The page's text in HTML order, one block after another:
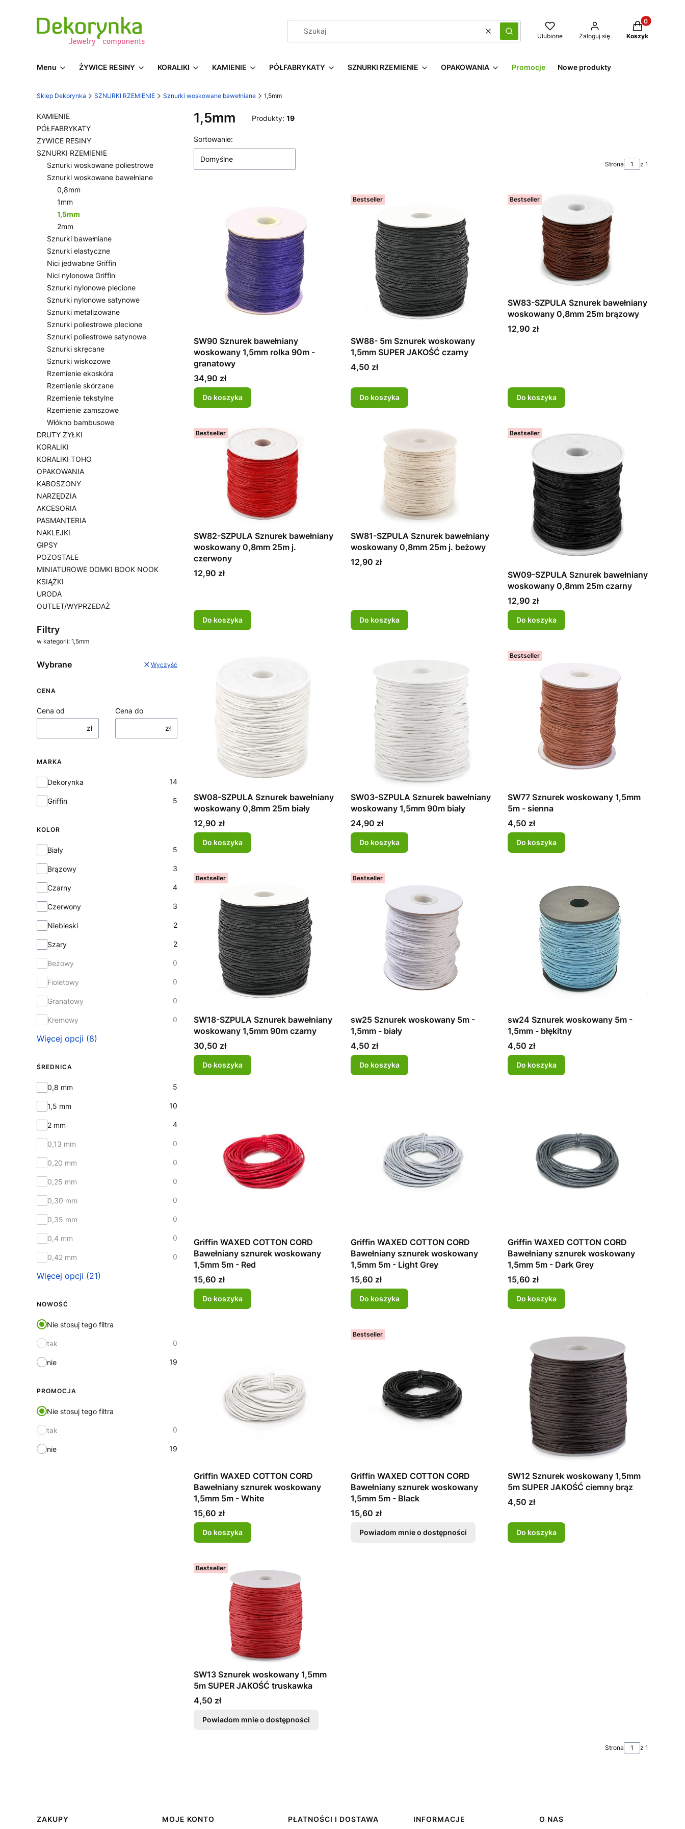
WyczyśćSzukaj Ulubione Zaloguj się
Produkty w
Koszyk
Menu ŻYWICE RESINY KORALIKI KAMIENIE PÓŁFABRYKATY SZNURKI RZEMIENIE OPAKOWANIA Promocje Nowe produkty
Sklep Dekorynka SZNURKI RZEMIENIE Sznurki woskowane bawełniane 1,5mm
KAMIENIE
PÓŁFABRYKATY
ŻYWICE RESINY
SZNURKI RZEMIENIE
Sznurki woskowane poliestrowe
Sznurki woskowane bawełniane
0,8mm
1mm
1,5mm
2mm
Sznurki bawełniane
Sznurki elastyczne
Nici jedwabne Griffin
Nici nylonowe Griffin
Sznurki nylonowe plecione
Sznurki nylonowe satynowe
Sznurki metalizowane
Sznurki poliestrowe plecione
Sznurki poliestrowe satynowe
Sznurki skręcane
Sznurki wiskozowe
Rzemienie ekoskóra
Rzemienie skórzane
Rzemienie tekstylne
Rzemienie zamszowe
Włókno bambusowe
DRUTY ŻYŁKI
KORALIKI
KORALIKI TOHO
OPAKOWANIA
KABOSZONY
NARZĘDZIA
AKCESORIA
PASMANTERIA
NAKLEJKI
GIPSY
POZOSTAŁE
MINIATUROWE DOMKI BOOK NOOK
KSIĄŻKI
URODA
OUTLET/WYPRZEDAŻ
Filtry
w kategorii: 1,5mm
Wybrane Wyczyść
CENA
Cena od
zł
Cena do
zł
MARKA
Marka
Dekorynka 14
Griffin 5
KOLOR
KolorBiały 5
Brązowy 3
Czarny 4
Czerwony 3
Niebieski 2
Szary 2
Beżowy 0
Fioletowy 0
Granatowy 0
Kremowy 0
Więcej opcji (8)
ŚREDNICA
Średnica
0,8 mm 5
1,5 mm 10
2 mm 4
0,13 mm 0
0,20 mm 0
0,25 mm 0
0,30 mm 0
0,35 mm 0
0,4 mm 0
0,42 mm 0
Więcej opcji (21)
NOWOŚĆ
Nie stosuj tego filtra
tak 0
nie 19
PROMOCJA
Nie stosuj tego filtra
tak 0
nie 19
1,5mm Produkty: 19
Lista produktów
Sortowanie:
Domyślne
Strona z 1
SW90 Sznurek bawełniany
woskowany 1,5mm rolka 90m -
granatowy
Cena
34,90 zł
Do koszyka
Bestseller
SW88- 5m Sznurek woskowany
1,5mm SUPER JAKOŚĆ czarny
Cena
4,50 zł
Do koszyka
Bestseller
SW83-SZPULA Sznurek bawełniany
woskowany 0,8mm 25m brązowy
Cena
12,90 zł
Do koszyka
Bestseller
SW82-SZPULA Sznurek bawełniany
woskowany 0,8mm 25m j.
czerwony
Cena
12,90 zł
Do koszyka
SW81-SZPULA Sznurek bawełniany
woskowany 0,8mm 25m j. beżowy
Cena
12,90 zł
Do koszyka
Bestseller
SW09-SZPULA Sznurek bawełniany
woskowany 0,8mm 25m czarny
Cena
12,90 zł
Do koszyka
SW08-SZPULA Sznurek bawełniany
woskowany 0,8mm 25m biały
Cena
12,90 zł
Do koszyka
SW03-SZPULA Sznurek bawełniany
woskowany 1,5mm 90m biały
Cena
24,90 zł
Do koszyka
Bestseller
SW77 Sznurek woskowany 1,5mm
5m - sienna
Cena
4,50 zł
Do koszyka
Bestseller
SW18-SZPULA Sznurek bawełniany
woskowany 1,5mm 90m czarny
Cena
30,50 zł
Do koszyka
Bestseller
sw25 Sznurek woskowany 5m -
1,5mm - biały
Cena
4,50 zł
Do koszyka
sw24 Sznurek woskowany 5m -
1,5mm - błękitny
Cena
4,50 zł
Do koszyka
Griffin WAXED COTTON CORD
Bawełniany sznurek woskowany
1,5mm 5m - Red
Cena
15,60 zł
Do koszyka
Griffin WAXED COTTON CORD
Bawełniany sznurek woskowany
1,5mm 5m - Light Grey
Cena
15,60 zł
Do koszyka
Griffin WAXED COTTON CORD
Bawełniany sznurek woskowany
1,5mm 5m - Dark Grey
Cena
15,60 zł
Do koszyka
Griffin WAXED COTTON CORD
Bawełniany sznurek woskowany
1,5mm 5m - White
Cena
15,60 zł
Do koszyka
Bestseller
Griffin WAXED COTTON CORD
Bawełniany sznurek woskowany
1,5mm 5m - Black
Cena
15,60 zł
Powiadom mnie o dostępności
SW12 Sznurek woskowany 1,5mm
5m SUPER JAKOŚĆ ciemny brąz
Cena
4,50 zł
Do koszyka
Bestseller
SW13 Sznurek woskowany 1,5mm
5m SUPER JAKOŚĆ truskawka
Cena
4,50 zł
Powiadom mnie o dostępności
Strona z 1
Linki w stopce
ZAKUPY MOJE KONTO PŁATNOŚCI I DOSTAWA INFORMACJE O NAS